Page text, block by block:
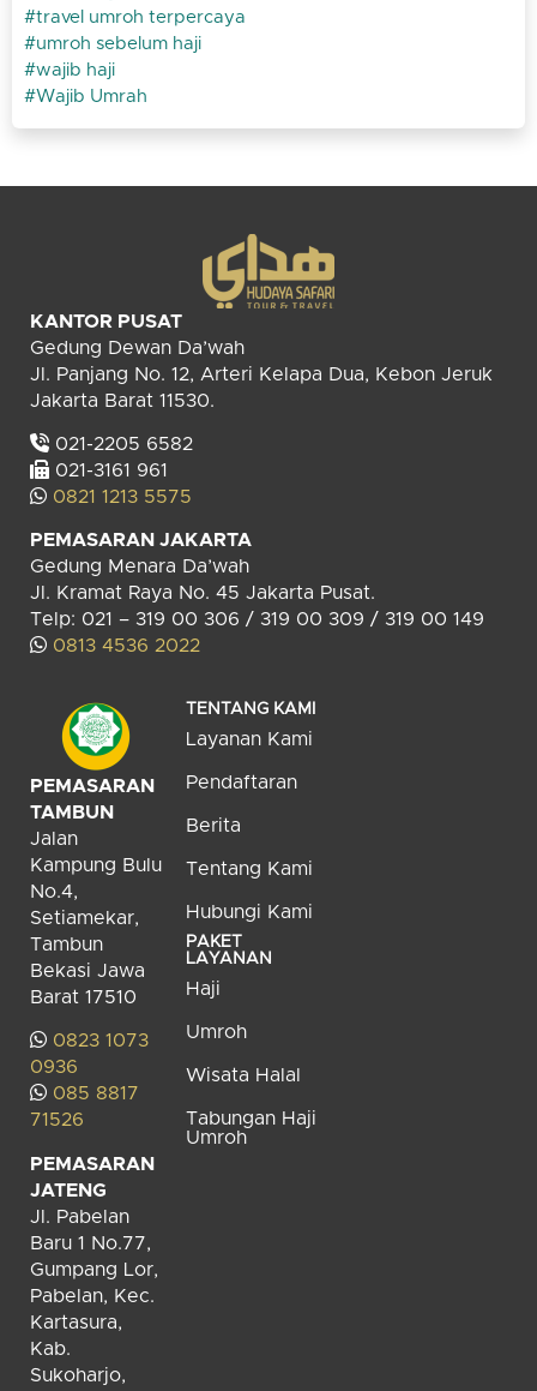
travel umroh terpercaya
umroh sebelum haji
wajib haji
Wajib Umrah
KANTOR PUSAT
Gedung Dewan Da’wah
Jl. Panjang No. 12, Arteri Kelapa Dua, Kebon Jeruk
Jakarta Barat 11530.
021-2205 6582
021-3161 961
0821 1213 5575
PEMASARAN JAKARTA
Gedung Menara Da’wah
Jl. Kramat Raya No. 45 Jakarta Pusat.
Telp: 021 – 319 00 306 / 319 00 309 / 319 00 149
0813 4536 2022
PEMASARAN
TAMBUN
Jalan
Kampung Bulu
No.4,
Setiamekar,
Tambun
Bekasi Jawa
Barat 17510
0823 1073
0936
085 8817
71526
PEMASARAN
JATENG
Jl. Pabelan
Baru 1 No.77,
Gumpang Lor,
Pabelan, Kec.
Kartasura,
Kab.
Sukoharjo,
TENTANG KAMI
Layanan Kami
Pendaftaran
Berita
Tentang Kami
Hubungi Kami
PAKET
LAYANAN
Haji
Umroh
Wisata Halal
Tabungan Haji
Umroh